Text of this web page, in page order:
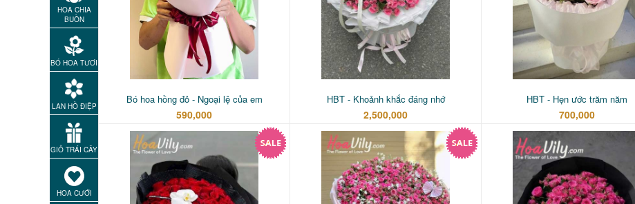
HOA CHIA
BUỒN
BÓ HOA TƯƠI
LAN HỒ ĐIỆP
GIỎ TRÁI CÂY
HOA CƯỚI
Bó hoa hồng đỏ - Ngoại lệ của em
590,000
HBT - Khoảnh khắc đáng nhớ
2,500,000
HBT - Hẹn ước trăm năm
700,000